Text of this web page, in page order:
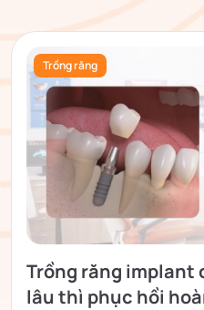
Trồng răng
Trồng răng implant
lâu thì phục hồi